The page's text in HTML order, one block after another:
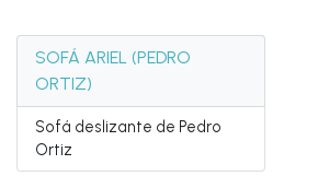
SOFÁ ARIEL (PEDRO
ORTIZ)
Sofá deslizante de Pedro
Ortiz